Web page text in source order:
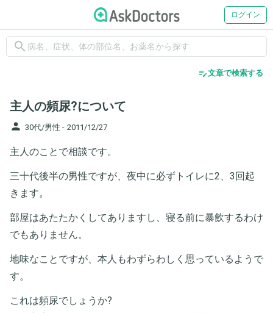
ログイン
search
edit_note文章で検索する
主人の頻尿?について
person 30代/男性 - 2011/12/27
主人のことで相談です。
三十代後半の男性ですが、夜中に必ずトイレに2、3回起
きます。
部屋はあたたかくしてありますし、寝る前に暴飲するわけ
でもありません。
地味なことですが、本人もわずらわしく思っているようで
す。
これは頻尿でしょうか?